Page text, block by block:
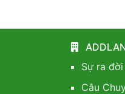
Sự ra
Câu